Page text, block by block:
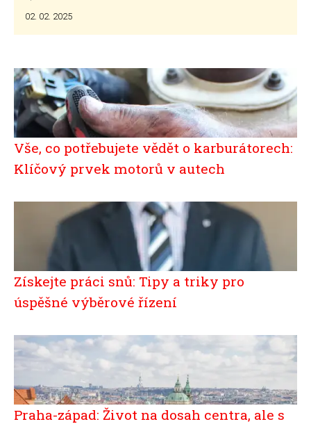
02. 02. 2025
Vše, co potřebujete vědět o karburátorech:
Klíčový prvek motorů v autech
Získejte práci snů: Tipy a triky pro
úspěšné výběrové řízení
Praha-západ: Život na dosah centra, ale s